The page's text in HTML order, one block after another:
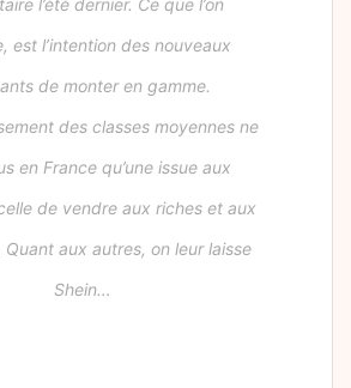
l’été dernier. Ce que l’on
est l’intention des nouveaux
de monter en gamme.
des classes moyennes ne
en France qu’une issue aux
de vendre aux riches et aux
Quant aux autres, on leur laisse
Shein…